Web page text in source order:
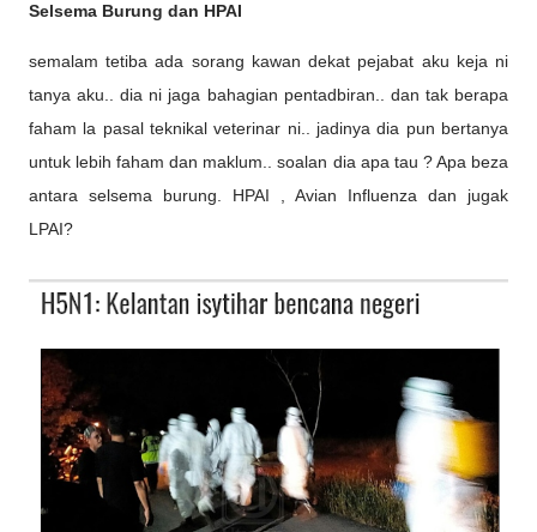
Selsema Burung dan HPAI
semalam tetiba ada sorang kawan dekat pejabat aku keja ni
tanya aku.. dia ni jaga bahagian pentadbiran.. dan tak berapa
faham la pasal teknikal veterinar ni.. jadinya dia pun bertanya
untuk lebih faham dan maklum.. soalan dia apa tau ? Apa beza
antara selsema burung. HPAI , Avian Influenza dan jugak
LPAI?